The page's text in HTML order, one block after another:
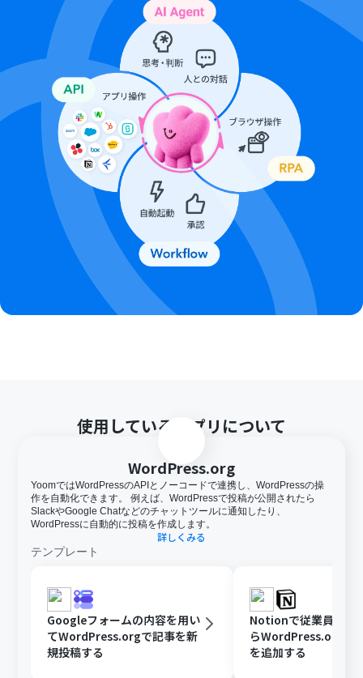
使用しているアプリについて
WordPress.org
YoomではWordPressのAPIとノーコードで連携し、WordPressの操
作を自動化できます。 例えば、WordPressで投稿が公開されたら
SlackやGoogle Chatなどのチャットツールに通知したり、
WordPressに自動的に投稿を作成します。
詳しくみる
テンプレート
Googleフォームの内容を用い
てWordPress.orgで記事を新
規投稿する
Notionで従業員が登
らWordPress.orgに
を追加する